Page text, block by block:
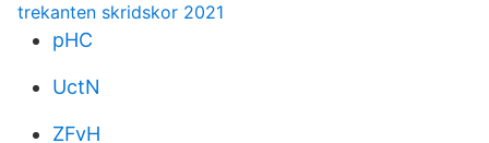
trekanten skridskor 2021
pHC
UctN
ZFvH